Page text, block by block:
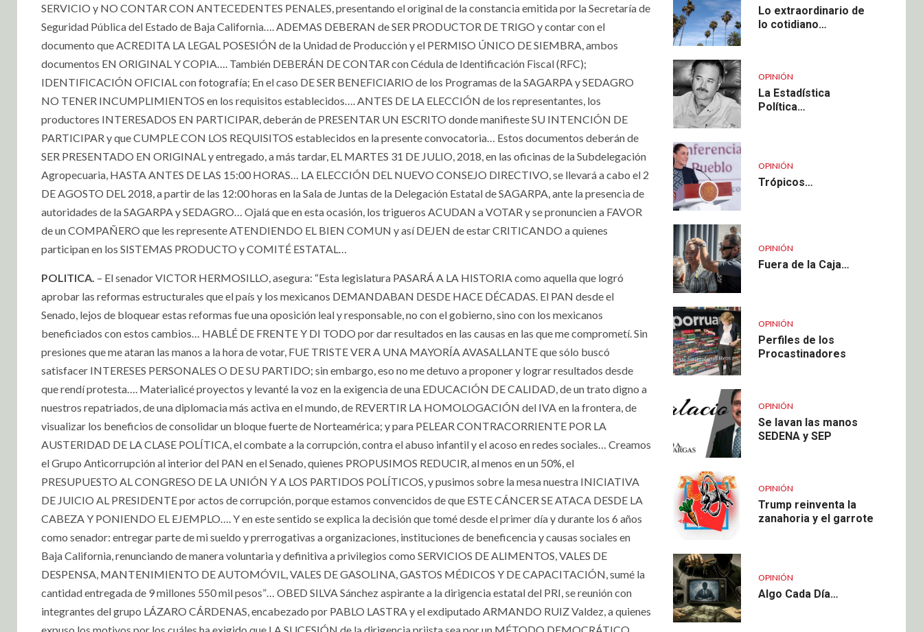
SERVICIO y NO CONTAR CON ANTECEDENTES PENALES, presentando el original de la constancia emitida por la Secretaría de
Seguridad Pública del Estado de Baja California…. ADEMAS DEBERAN de SER PRODUCTOR DE TRIGO y contar con el
documento que ACREDITA LA LEGAL POSESIÓN de la Unidad de Producción y el PERMISO ÚNICO DE SIEMBRA, ambos
documentos EN ORIGINAL Y COPIA…. También DEBERÁN DE CONTAR con Cédula de Identificación Fiscal (RFC);
IDENTIFICACIÓN OFICIAL con fotografía; En el caso DE SER BENEFICIARIO de los Programas de la SAGARPA y SEDAGRO
NO TENER INCUMPLIMIENTOS en los requisitos establecidos…. ANTES DE LA ELECCIÓN de los representantes, los
productores INTERESADOS EN PARTICIPAR, deberán de PRESENTAR UN ESCRITO donde manifieste SU INTENCIÓN DE
PARTICIPAR y que CUMPLE CON LOS REQUISITOS establecidos en la presente convocatoria… Estos documentos deberán de
SER PRESENTADO EN ORIGINAL y entregado, a más tardar, EL MARTES 31 DE JULIO, 2018, en las oficinas de la Subdelegación
Agropecuaria, HASTA ANTES DE LAS 15:00 HORAS… LA ELECCIÓN DEL NUEVO CONSEJO DIRECTIVO, se llevará a cabo el 2
DE AGOSTO DEL 2018, a partir de las 12:00 horas en la Sala de Juntas de la Delegación Estatal de SAGARPA, ante la presencia de
autoridades de la SAGARPA y SEDAGRO… Ojalá que en esta ocasión, los trigueros ACUDAN a VOTAR y se pronuncien a FAVOR
de un COMPAÑERO que les represente ATENDIENDO EL BIEN COMUN y así DEJEN de estar CRITICANDO a quienes
participan en los SISTEMAS PRODUCTO y COMITÉ ESTATAL…
POLITICA. – El senador VICTOR HERMOSILLO, asegura: “Esta legislatura PASARÁ A LA HISTORIA como aquella que logró
aprobar las reformas estructurales que el país y los mexicanos DEMANDABAN DESDE HACE DÉCADAS. El PAN desde el
Senado, lejos de bloquear estas reformas fue una oposición leal y responsable, no con el gobierno, sino con los mexicanos
beneficiados con estos cambios… HABLÉ DE FRENTE Y DI TODO por dar resultados en las causas en las que me comprometí. Sin
presiones que me ataran las manos a la hora de votar, FUE TRISTE VER A UNA MAYORÍA AVASALLANTE que sólo buscó
satisfacer INTERESES PERSONALES O DE SU PARTIDO; sin embargo, eso no me detuvo a proponer y lograr resultados desde
que rendí protesta…. Materialicé proyectos y levanté la voz en la exigencia de una EDUCACIÓN DE CALIDAD, de un trato digno a
nuestros repatriados, de una diplomacia más activa en el mundo, de REVERTIR LA HOMOLOGACIÓN del IVA en la frontera, de
visualizar los beneficios de consolidar un bloque fuerte de Norteamérica; y para PELEAR CONTRACORRIENTE POR LA
AUSTERIDAD DE LA CLASE POLÍTICA, el combate a la corrupción, contra el abuso infantil y el acoso en redes sociales… Creamos
el Grupo Anticorrupción al interior del PAN en el Senado, quienes PROPUSIMOS REDUCIR, al menos en un 50%, el
PRESUPUESTO AL CONGRESO DE LA UNIÓN Y A LOS PARTIDOS POLÍTICOS, y pusimos sobre la mesa nuestra INICIATIVA
DE JUICIO AL PRESIDENTE por actos de corrupción, porque estamos convencidos de que ESTE CÁNCER SE ATACA DESDE LA
CABEZA Y PONIENDO EL EJEMPLO…. Y en este sentido se explica la decisión que tomé desde el primer día y durante los 6 años
como senador: entregar parte de mi sueldo y prerrogativas a organizaciones, instituciones de beneficencia y causas sociales en
Baja California, renunciando de manera voluntaria y definitiva a privilegios como SERVICIOS DE ALIMENTOS, VALES DE
DESPENSA, MANTENIMIENTO DE AUTOMÓVIL, VALES DE GASOLINA, GASTOS MÉDICOS Y DE CAPACITACIÓN, sumé la
cantidad entregada de 9 millones 550 mil pesos”… OBED SILVA Sánchez aspirante a la dirigencia estatal del PRI, se reunión con
integrantes del grupo LÁZARO CÁRDENAS, encabezado por PABLO LASTRA y el exdiputado ARMANDO RUIZ Valdez, a quienes
Lo extraordinario de
lo cotidiano…
OPINIÓN
La Estadística
Política…
OPINIÓN
Trópicos…
OPINIÓN
Fuera de la Caja…
OPINIÓN
Perfiles de los
Procastinadores
OPINIÓN
Se lavan las manos
SEDENA y SEP
OPINIÓN
Trump reinventa la
zanahoria y el garrote
OPINIÓN
Algo Cada Día…